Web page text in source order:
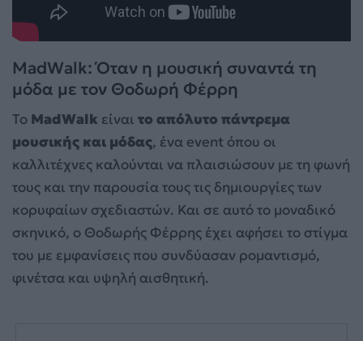
MadWalk: Όταν η μουσική συναντά τη
μόδα με τον Θοδωρή Φέρρη
Το MadWalk είναι το απόλυτο πάντρεμα
μουσικής και μόδας, ένα event όπου οι
καλλιτέχνες καλούνται να πλαισιώσουν με τη φωνή
τους και την παρουσία τους τις δημιουργίες των
κορυφαίων σχεδιαστών. Και σε αυτό το μοναδικό
σκηνικό, ο Θοδωρής Φέρρης έχει αφήσει το στίγμα
του με εμφανίσεις που συνδύασαν ρομαντισμό,
φινέτσα και υψηλή αισθητική.